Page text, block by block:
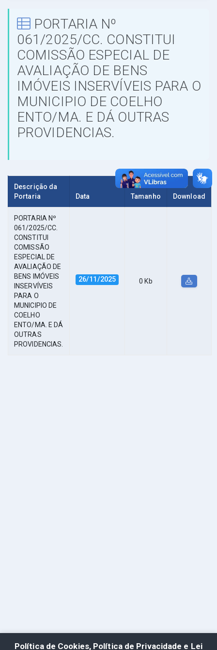
PORTARIA Nº
061/2025/CC. CONSTITUI
COMISSÃO ESPECIAL DE
AVALIAÇÃO DE BENS
IMÓVEIS INSERVÍVEIS PARA O
MUNICIPIO DE COELHO
ENTO/MA. E DÁ OUTRAS
PROVIDENCIAS.
Descrição da
Portaria
Data Tamanho Download
PORTARIA Nº
061/2025/CC.
CONSTITUI
COMISSÃO
ESPECIAL DE
AVALIAÇÃO DE
BENS IMÓVEIS
INSERVÍVEIS
PARA O
MUNICIPIO DE
COELHO
ENTO/MA. E DÁ
OUTRAS
PROVIDENCIAS.
26/11/2025 0 Kb
Política de Cookies, Política de Privacidade e Lei